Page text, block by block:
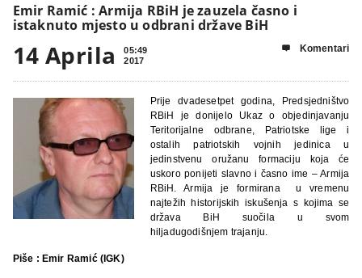
Emir Ramić : Armija RBiH je zauzela časno i
istaknuto mjesto u odbrani države BiH
14 Aprila
05:49
2017
 Komentari
Prije dvadesetpet godina, Predsjedništvo
RBiH je donijelo Ukaz o objedinjavanju
Teritorijalne odbrane, Patriotske lige i
ostalih patriotskih vojnih jedinica u
jedinstvenu oružanu formaciju koja će
uskoro ponijeti slavno i časno ime – Armija
RBiH. Armija je formirana u vremenu
najtežih historijskih iskušenja s kojima se
država BiH suočila u svom
hiljadugodišnjem trajanju.
Piše : Emir Ramić (IGK)